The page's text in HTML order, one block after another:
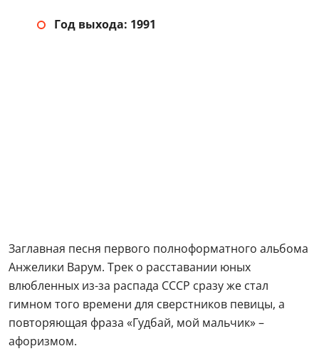
Год выхода: 1991
Заглавная песня первого полноформатного альбома
Анжелики Варум. Трек о расставании юных
влюбленных из-за распада СССР сразу же стал
гимном того времени для сверстников певицы, а
повторяющая фраза «Гудбай, мой мальчик» –
афоризмом.